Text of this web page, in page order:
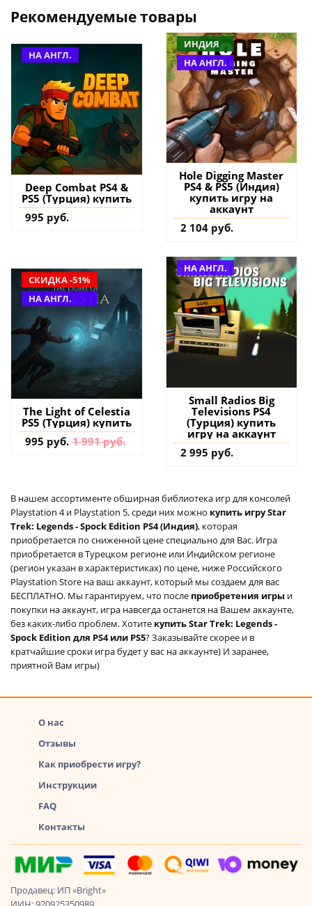
Рекомендуемые товары
НА АНГЛ.
Deep Combat PS4 &
PS5 (Турция) купить
995 руб.
ИНДИЯ
НА АНГЛ.
Hole Digging Master
PS4 & PS5 (Индия)
купить игру на
аккаунт
2 104 руб.
СКИДКА -51%
НА АНГЛ.
The Light of Celestia
PS5 (Турция) купить
995 руб. 1 991 руб.
НА АНГЛ.
Small Radios Big
Televisions PS4
(Турция) купить
игру на аккаунт
2 995 руб.
В нашем ассортименте обширная библиотека игр для консолей
Playstation 4 и Playstation 5, среди них можно купить игру Star
Trek: Legends - Spock Edition PS4 (Индия), которая
приобретается по сниженной цене специально для Вас. Игра
приобретается в Турецком регионе или Индийском регионе
(регион указан в характеристиках) по цене, ниже Российского
Playstation Store на ваш аккаунт, который мы создаем для вас
БЕСПЛАТНО. Мы гарантируем, что после приобретения игры и
покупки на аккаунт, игра навсегда останется на Вашем аккаунте,
без каких-либо проблем. Хотите купить Star Trek: Legends -
Spock Edition для PS4 или PS5? Заказывайте скорее и в
кратчайшие сроки игра будет у вас на аккаунте) И заранее,
приятной Вам игры)
О нас
Отзывы
Как приобрести игру?
Инструкции
FAQ
Контакты
Продавец: ИП «Bright»